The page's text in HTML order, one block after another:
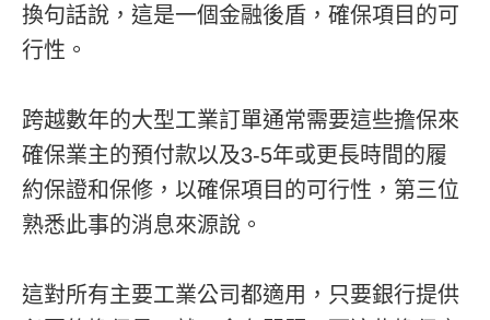
換句話說，這是一個金融後盾，確保項目的可
行性。
跨越數年的大型工業訂單通常需要這些擔保來
確保業主的預付款以及3-5年或更長時間的履
約保證和保修，以確保項目的可行性，第三位
熟悉此事的消息來源說。
這對所有主要工業公司都適用，只要銀行提供